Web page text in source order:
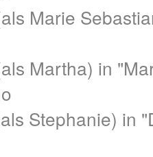
Marie
Martha) in
Stephanie) in